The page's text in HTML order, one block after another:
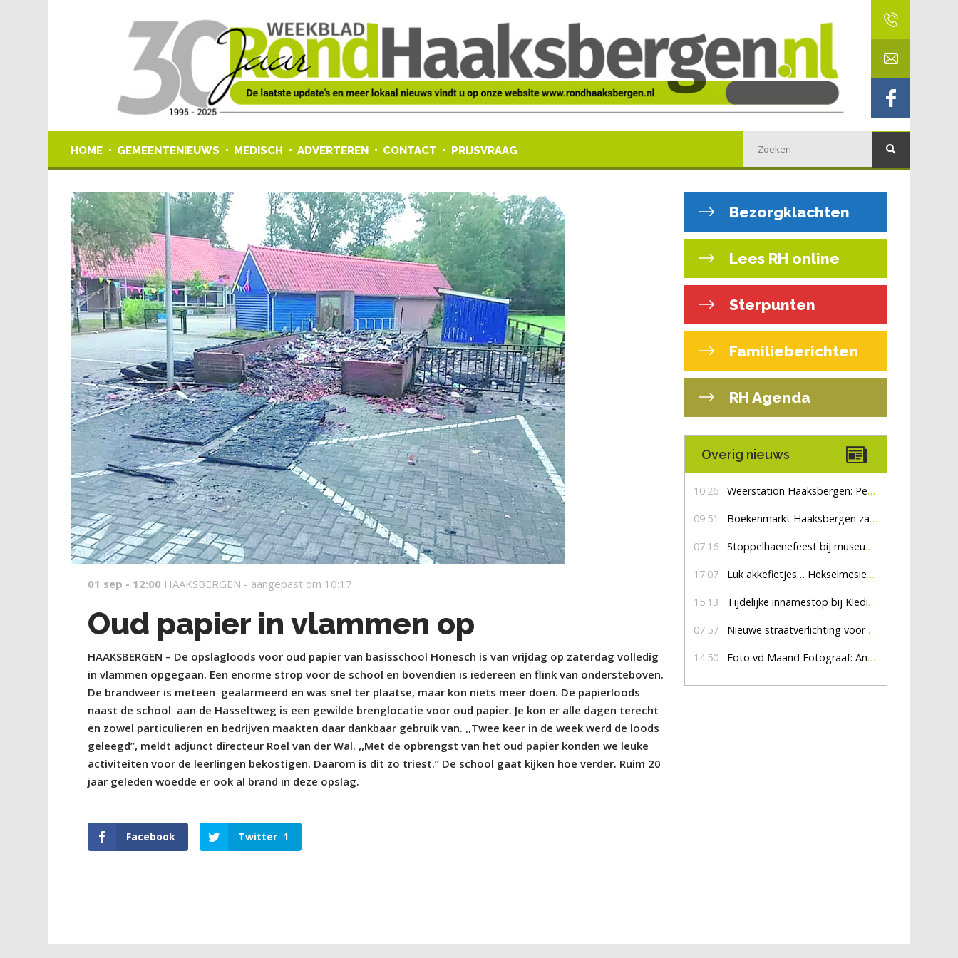
HOME GEMEENTENIEUWS MEDISCH ADVERTEREN CONTACT PRIJSVRAAG
01 sep - 12:00 HAAKSBERGEN - aangepast om 10:17
Oud papier in vlammen op
HAAKSBERGEN – De opslagloods voor oud papier van basisschool Honesch is van vrijdag op zaterdag volledig
in vlammen opgegaan. Een enorme strop voor de school en bovendien is iedereen en flink van ondersteboven.
De brandweer is meteen gealarmeerd en was snel ter plaatse, maar kon niets meer doen. De papierloods
naast de school aan de Hasseltweg is een gewilde brenglocatie voor oud papier. Je kon er alle dagen terecht
en zowel particulieren en bedrijven maakten daar dankbaar gebruik van. ,,Twee keer in de week werd de loods
geleegd”, meldt adjunct directeur Roel van der Wal. ,,Met de opbrengst van het oud papier konden we leuke
activiteiten voor de leerlingen bekostigen. Daarom is dit zo triest.” De school gaat kijken hoe verder. Ruim 20
jaar geleden woedde er ook al brand in deze opslag.
Facebook Twitter 1
Bezorgklachten
Lees RH online
Sterpunten
Familieberichten
RH Agenda
Overig nieuws
10:26 Weerstation Haaksbergen: Perioden met zon en droog
09:51 Boekenmarkt Haaksbergen zaterdag 8 augustus, marktplein Haaksbergen
07:16 Stoppelhaenefeest bij museum De Lebbenbrugge
17:07 Luk akkefietjes… HekselmesienHarry
15:13 Tijdelijke innamestop bij Kledingbank Stefania
07:57 Nieuwe straatverlichting voor De Veldmaat en De Pas
14:50 Foto vd Maand Fotograaf: Anna Jalving